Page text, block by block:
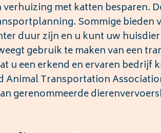
met katten besparen.
Sommige bieden
duur zijn en u kunt uw
gebruik te maken van een
u een erkend en ervaren
Animal Transportation
gerenommeerde